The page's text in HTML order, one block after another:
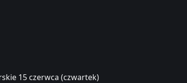
15 czerwca (czwartek)